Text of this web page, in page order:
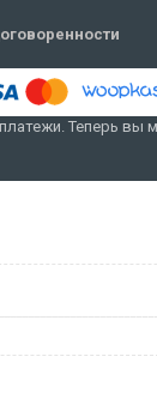
Теперь вы